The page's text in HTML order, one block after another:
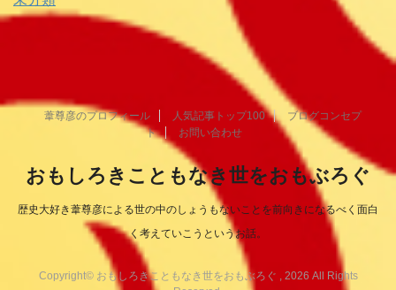
葦尊彦のプロフィール 人気記事トップ100
ブログコンセプ
ト
お問い合わせ
おもしろきこともなき世をおもぶろぐ
歴史大好き葦尊彦による世の中のしょうもないことを前向きになるべく面白
く考えていこうというお話。
Copyright© おもしろきこともなき世をおもぶろぐ , 2026 All Rights